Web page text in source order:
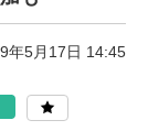
年5月17日 14:45